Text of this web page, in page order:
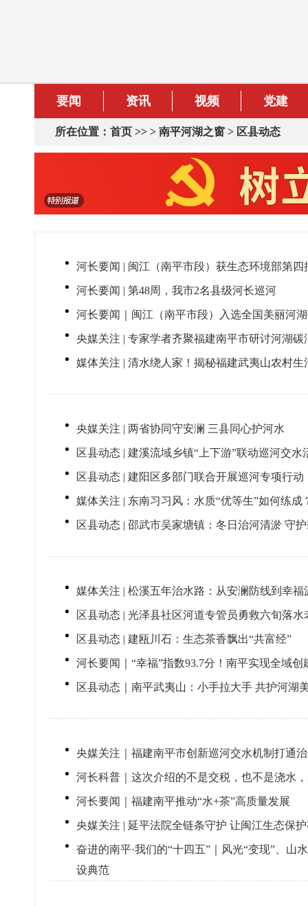
要闻 资讯 视频 党建
所在位置： 首页 >> > 南平河湖之窗 > 区县动态
河长要闻 | 闽江（南平市段）获生态环境部第
河长要闻 | 第48周，我市2名县级河长巡河
河长要闻｜闽江（南平市段）入选全国美丽河
央媒关注 | 专家学者齐聚福建南平市研讨河湖碳
媒体关注 | 清水绕人家！揭秘福建武夷山农村生
央媒关注 | 两省协同守安澜 三县同心护河水
区县动态 | 建溪流域乡镇“上下游”联动巡河交
区县动态 | 建阳区多部门联合开展巡河专项行
媒体关注 | 东南习习风：水质“优等生”如何练成
区县动态 | 邵武市吴家塘镇：冬日治河清淤 守
媒体关注 | 松溪五年治水路：从安澜防线到幸福
区县动态 | 光泽县社区河道专管员勇救六旬落水
区县动态 | 建瓯川石：生态茶香飘出“共富经”
河长要闻｜“幸福”指数93.7分！南平实现全域
区县动态｜南平武夷山：小手拉大手 共护河湖
央媒关注｜福建南平市创新巡河交水机制打通
河长科普｜这次介绍的不是交税，也不是浇水
河长要闻｜福建南平推动“水+茶”高质量发展
央媒关注 | 延平法院全链条守护 让闽江生态保
奋进的南平·我们的“十四五”｜风光“变现”、山
设典范